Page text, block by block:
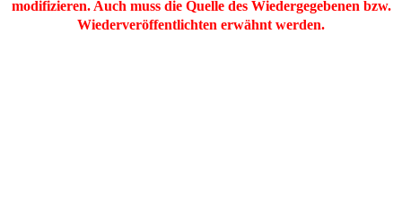
modifizieren. Auch muss die Quelle des Wiedergegebenen bzw.
Wiederveröffentlichten erwähnt werden.